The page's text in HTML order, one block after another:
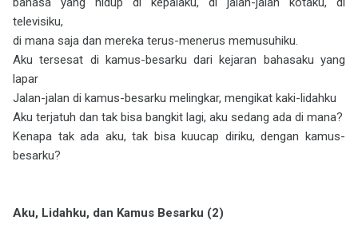
televisiku,
di mana saja dan mereka terus-menerus memusuhiku.
Aku tersesat di kamus-besarku dari kejaran bahasaku yang
lapar
Jalan-jalan di kamus-besarku melingkar, mengikat kaki-lidahku
Aku terjatuh dan tak bisa bangkit lagi, aku sedang ada di mana?
Kenapa tak ada aku, tak bisa kuucap diriku, dengan kamus-
besarku?
Aku, Lidahku, dan Kamus Besarku (2)